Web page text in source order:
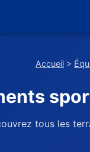
Accueil >
tous les